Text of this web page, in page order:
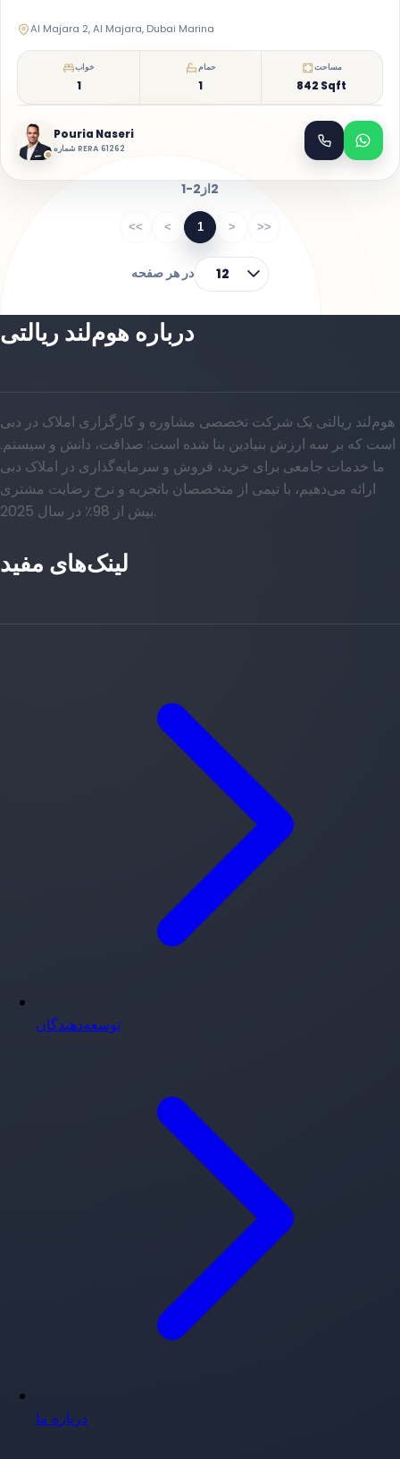
Al Majara 2, Al Majara, Dubai Marina
خواب
1
حمام
1
مساحت
842 Sqft
Pouria Naseri
شماره RERA 61262
1-2 از2
<< < 1 > >>
در هر صفحه 12
درباره هوم‌لند ریالتی
هوم‌لند ریالتی یک شرکت تخصصی مشاوره و کارگزاری املاک در دبی
است که بر سه ارزش بنیادین بنا شده است: صداقت، دانش و سیستم.
ما خدمات جامعی برای خرید، فروش و سرمایه‌گذاری در املاک دبی
ارائه می‌دهیم، با تیمی از متخصصان باتجربه و نرخ رضایت مشتری
بیش از 98٪ در سال 2025.
لینک‌های مفید
توسعه‌دهندگان
درباره ما